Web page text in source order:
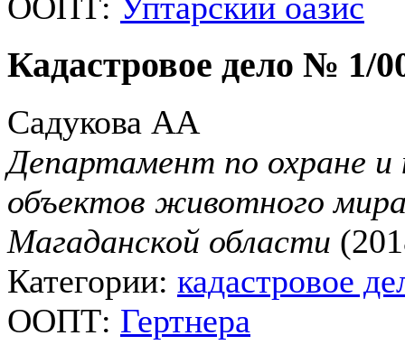
Кадастровое дело № 1/
Садукова АА
Департамент по охране и
объектов животного
Магаданской области
Категории: кадастровое
ООПТ: Гертнера